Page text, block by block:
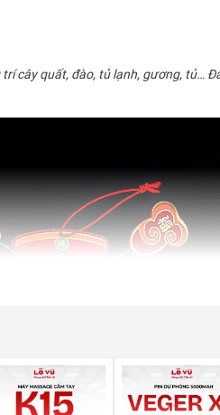
cây quất, đào, tủ lạnh, gương, tủ…